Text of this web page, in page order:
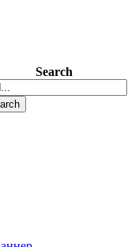
Search